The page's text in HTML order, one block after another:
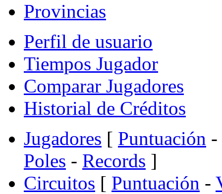
Provincias
Perfil de usuario
Tiempos Jugador
Comparar Jugadores
Historial de Créditos
Jugadores [ Puntuación -
Poles - Records ]
Circuitos [ Puntuación -